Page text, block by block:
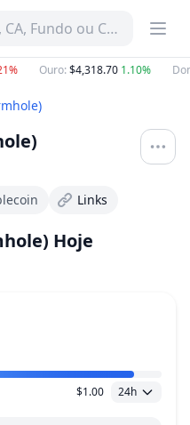
Fundo ou Categoria
Ouro:$4,318.701.10%
Links
Hoje
$1.00 24h